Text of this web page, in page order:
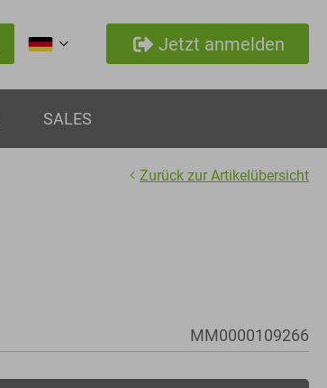
Jetzt anmelden
SALES
Zurück zur Artikelübersicht
MM0000109266